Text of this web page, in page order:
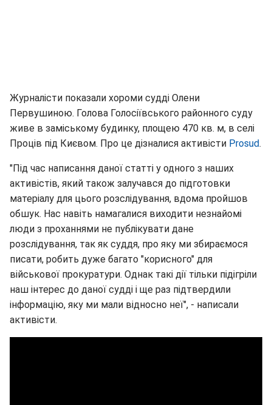
Журналісти показали хороми судді Олени
Первушиною. Голова Голосіївського районного суду
живе в заміському будинку, площею 470 кв. м, в селі
Проців під Києвом. Про це дізналися активісти Prosud.
"Під час написання даної статті у одного з наших
активістів, який також залучався до підготовки
матеріалу для цього розслідування, вдома пройшов
обшук. Нас навіть намагалися виходити незнайомі
люди з проханнями не публікувати дане
розслідування, так як суддя, про яку ми збираємося
писати, робить дуже багато "корисного" для
військової прокуратури. Однак такі дії тільки підігріли
наш інтерес до даної судді і ще раз підтвердили
інформацію, яку ми мали відносно неї", - написали
активісти.